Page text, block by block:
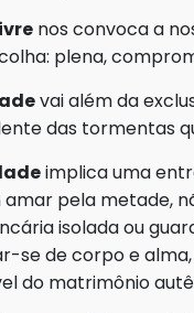
nos convoca a
plena,
vai além da
das tormentas
implica uma
amar pela metade,
isolada ou
se de corpo e alma,
do matrimônio